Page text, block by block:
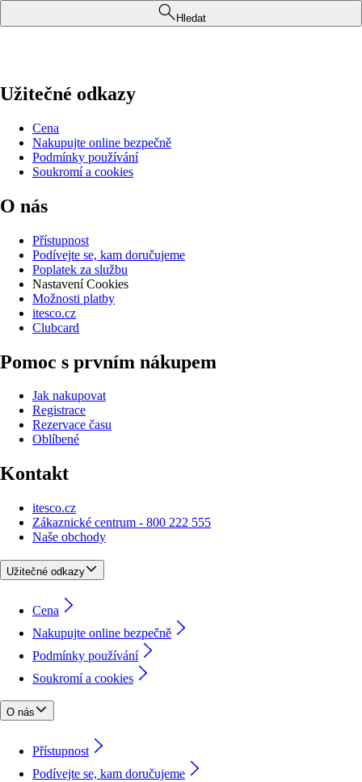
Hledat
Užitečné odkazy
Cena
Nakupujte online bezpečně
Podmínky používání
Soukromí a cookies
O nás
Přístupnost
Podívejte se, kam doručujeme
Poplatek za službu
Nastavení Cookies
Možnosti platby
itesco.cz
Clubcard
Pomoc s prvním nákupem
Jak nakupovat
Registrace
Rezervace času
Oblíbené
Kontakt
itesco.cz
Zákaznické centrum - 800 222 555
Naše obchody
Užitečné odkazy
Cena
Nakupujte online bezpečně
Podmínky používání
Soukromí a cookies
O nás
Přístupnost
Podívejte se, kam doručujeme